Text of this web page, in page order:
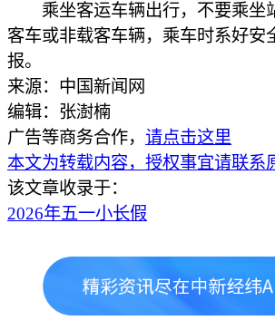
乘坐客运车辆出行，不要乘坐
客车或非载客车辆，乘车时系好安
报。
来源：中国新闻网
编辑：张澍楠
广告等商务合作， 请点击这里
本文为转载内容，授权事宜请联系
该文章收录于：
2026年五一小长假